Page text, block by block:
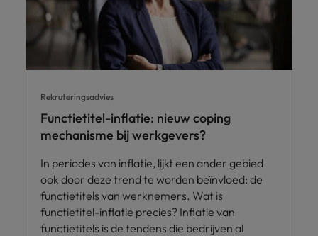
Rekruteringsadvies
Functietitel-inflatie: nieuw coping
mechanisme bij werkgevers?
In periodes van inflatie, lijkt een ander gebied
ook door deze trend te worden beïnvloed: de
functietitels van werknemers. Wat is
functietitel-inflatie precies? Inflatie van
functietitels is de tendens die bedrijven al